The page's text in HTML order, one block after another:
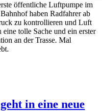
öffentliche Luftpumpe im
haben Radfahrer ab
zu kontrollieren und Luft
tolle Sache und ein erster
an der Trasse. Mal
in eine neue